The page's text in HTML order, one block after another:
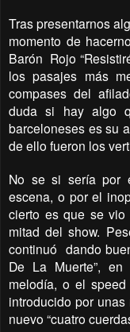
Tras presentarnos
momento de
Barón Rojo
los pasajes más
compases del
duda si hay algo
barceloneses es su
de ello fueron los
No se si sería por
escena, o por el
cierto es que se vio
mitad del show.
continuó dando
De La Muerte”,
melodía, o el speed
introducido por
nuevo “cuatro